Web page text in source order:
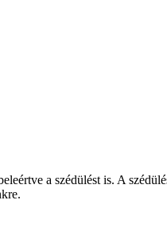
a szédülést is. A